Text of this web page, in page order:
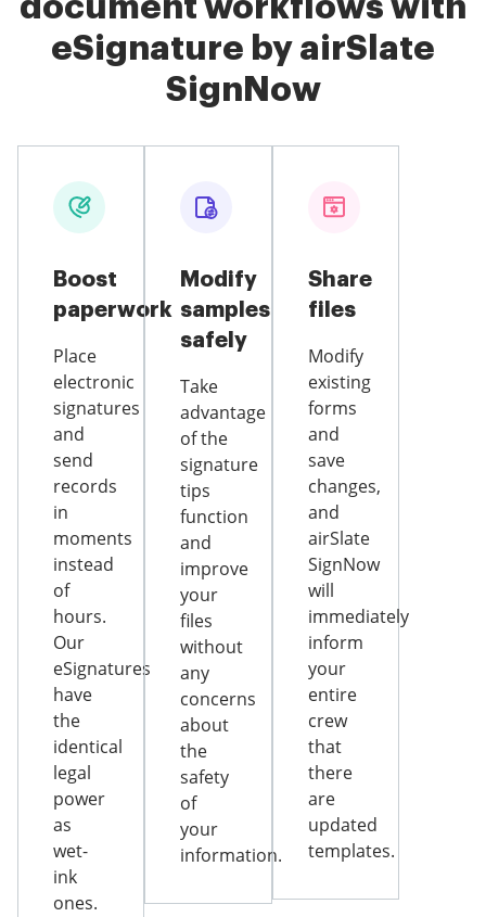
document workflows with
eSignature by airSlate
SignNow
Boost
paperwork
Place
electronic
signatures
and
send
records
in
moments
instead
of
hours.
Our
eSignatures
have
the
identical
legal
power
as
wet-
ink
ones.
Modify
samples
safely
Take
advantage
of the
signature
tips
function
and
improve
your
files
without
any
concerns
about
the
safety
of
your
information.
Share
files
Modify
existing
forms
and
save
changes,
and
airSlate
SignNow
will
immediately
inform
your
entire
crew
that
there
are
updated
templates.